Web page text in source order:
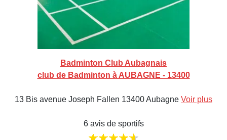
Badminton Club Aubagnais
club de Badminton à AUBAGNE - 13400
13 Bis avenue Joseph Fallen 13400 Aubagne Voir plus
6 avis de sportifs